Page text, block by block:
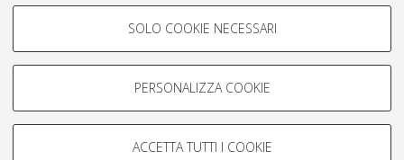
COOKIE DI PROFILAZIONE -
Si tratta di cookie utilizzati per analizzare le caratteristiche della
navigazione degli utenti, creare profili in base al loro comportamento
Mostra cookie di profilazione
SOLO COOKIE NECESSARI
PERSONALIZZA COOKIE
ACCETTA TUTTI I COOKIE
Impostazioni Cookie
Informativa sulla privacy
Condizioni d’uso del sito